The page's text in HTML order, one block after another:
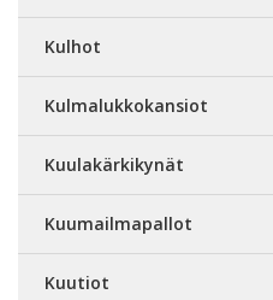
Kulhot
Kulmalukkokansiot
Kuulakärkikynät
Kuumailmapallot
Kuutiot